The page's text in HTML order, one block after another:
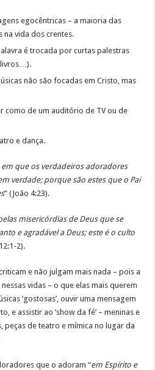
egocêntricas – a maioria das
na vida dos crentes.
é trocada por curtas palestras
livros…).
não são focadas em Cristo, mas
como de um auditório de TV ou de
e dança.
em que os verdadeiros adoradores
verdade; porque são estes que o Pai
” (João 4:23).
misericórdias de Deus que se
e agradável a Deus; este é o culto
2).
e não julgam mais nada – pois a
vidas – o que elas mais querem
‘gostosas’, ouvir uma mensagem
e assistir ao ‘show da fé’ – meninas e
peças de teatro e mímica no lugar da
que o adoram “em Espírito e